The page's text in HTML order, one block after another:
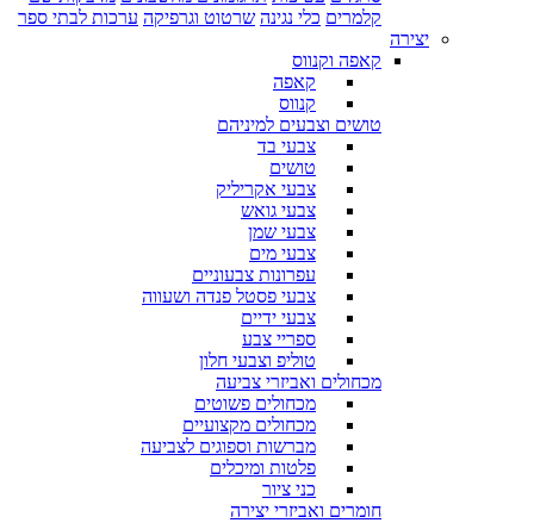
קלמרים כלי נגינה שרטוט וגרפיקה ערכות לבתי ספר
יצירה
קאפה וקנווס
קאפה
קנווס
טושים וצבעים למיניהם
צבעי בד
טושים
צבעי אקריליק
צבעי גואש
צבעי שמן
צבעי מים
עפרונות צבעוניים
צבעי פסטל פנדה ושעווה
צבעי ידיים
ספריי צבע
טוליפ וצבעי חלון
מכחולים ואביזרי צביעה
מכחולים פשוטים
מכחולים מקצועיים
מברשות וספוגים לצביעה
פלטות ומיכלים
כני ציור
חומרים ואביזרי יצירה